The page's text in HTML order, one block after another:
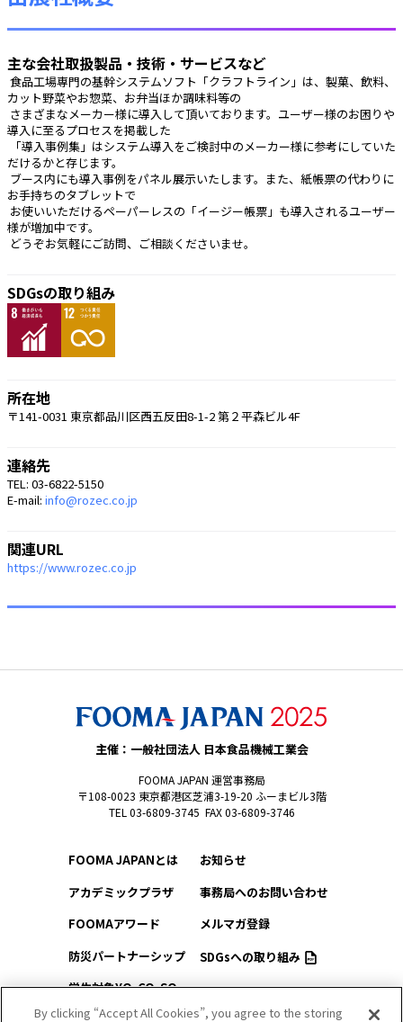
主な会社取扱製品・技術・サービスなど
カット野菜やお惣菜、お弁当ほか調味料等の
導入に至るプロセスを掲載した
だけるかと存じます。
お手持ちのタブレットで
様が増加中です。
どうぞお気軽にご訪問、ご相談くださいませ。
SDGsの取り組み
所在地
〒141-0031 東京都品川区西五反田8-1-2 第２平森ビル4F
連絡先
TEL: 03-6822-5150
E-mail: info@rozec.co.jp
関連URL
https://www.rozec.co.jp
主催：一般社団法人 日本食品機械工業会
FOOMA JAPAN 運営事務局
〒108-0023 東京都港区芝浦3-19-20 ふーまビル3階
TEL 03-6809-3745 FAX 03-6809-3746
FOOMA JAPANとは
アカデミックプラザ
FOOMAアワード
防災パートナーシップ
学生対象YO-CO-SO
（ようこそ）FOOMA
お知らせ
事務局へのお問い合わせ
メルマガ登録
SDGsへの取り組み
By clicking “Accept All Cookies”, you agree to the storing